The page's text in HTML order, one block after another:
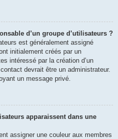
d’un groupe d’utilisateurs ?
est généralement assigné
initialement créés par un
intéressé par la création d’un
devrait être un administrateur.
un message privé.
apparaissent dans une
assigner une couleur aux membres